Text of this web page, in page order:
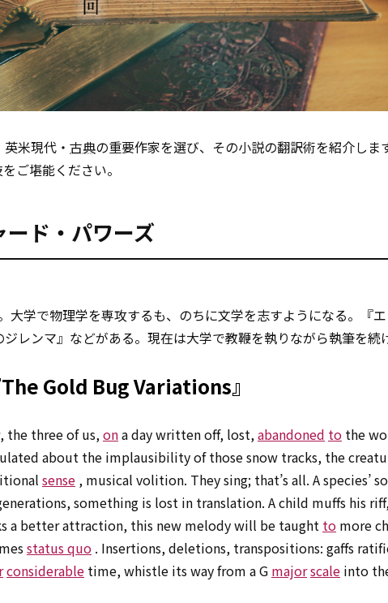
米現代・ 古典の重要作家を選び、その小説の翻訳術を紹介しま
ご堪能ください。
ド・パワーズ
大学で物理学を専攻するも、のちに文学を志すようになる。『
レンマ』などがある。現在は大学で教鞭を執りながら執筆を続
Gold BugVariations』
the three of us,ona day written off, lost,abandoned to the
about the implausibility of those snow tracks, the
sense , musical volition. They sing; that’s all. A species’
something is lost in translation. A child muffs his
a better attraction, this new melody will be taught to more
status quo . Insertions, deletions, transpositions: gaffs
considerable time, whistle its way from a G majorscale into